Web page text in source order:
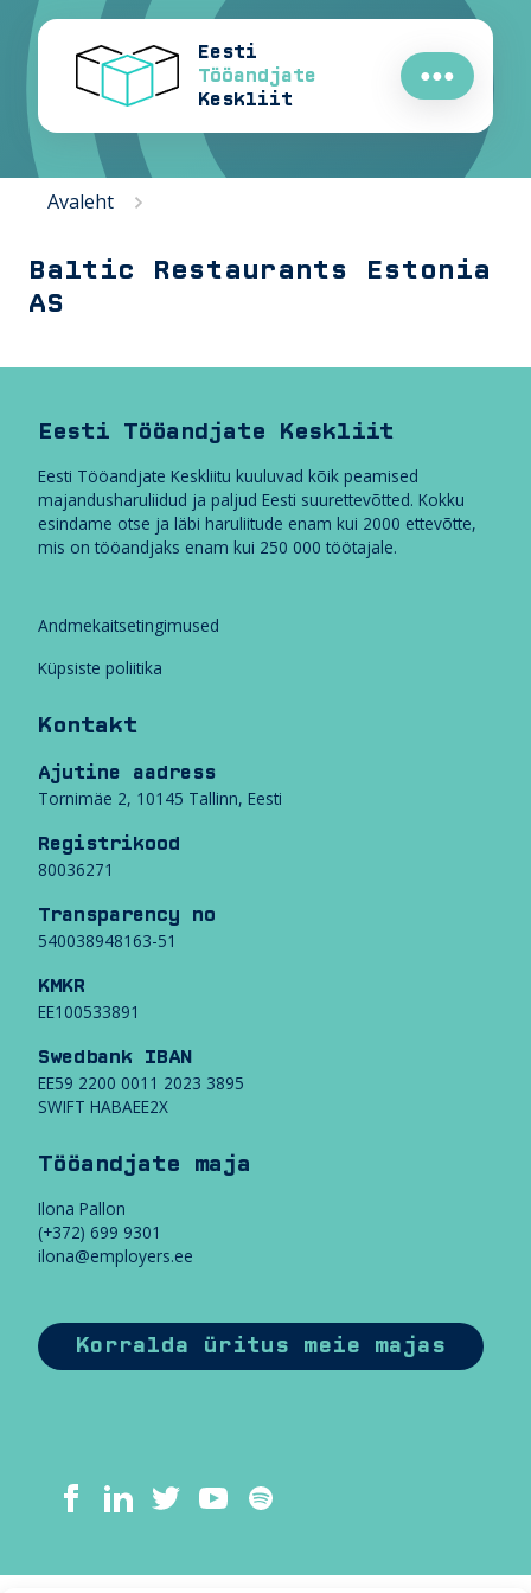
Eesti
Tööandjate
Keskliit
●●●
Avaleht
Baltic Restaurants Estonia
AS
Eesti Tööandjate Keskliit
Eesti Tööandjate Keskliitu kuuluvad kõik peamised
majandusharuliidud ja paljud Eesti suurettevõtted. Kokku
esindame otse ja läbi haruliitude enam kui 2000 ettevõtte,
mis on tööandjaks enam kui 250 000 töötajale.
Andmekaitsetingimused
Küpsiste poliitika
Kontakt
Ajutine aadress
Tornimäe 2, 10145 Tallinn, Eesti
Registrikood
80036271
Transparency no
540038948163-51
KMKR
EE100533891
Swedbank IBAN
EE59 2200 0011 2023 3895
SWIFT HABAEE2X
Tööandjate maja
Ilona Pallon
(+372) 699 9301
ilona@employers.ee
Korralda üritus meie majas